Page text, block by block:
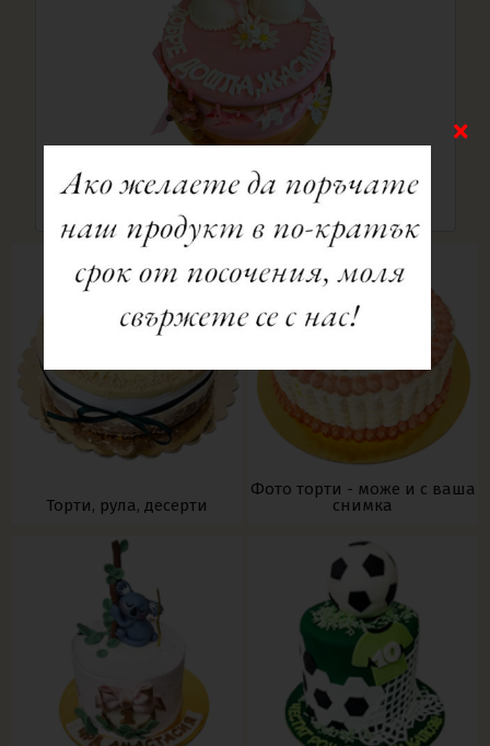
Торта №4086
Торти, рула, десерти
Фото торти - може и с ваша
снимка